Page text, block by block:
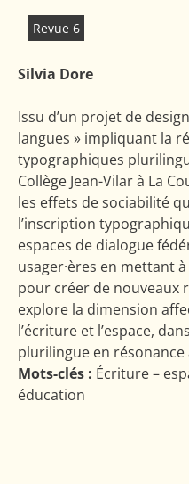
Revue 6
Silvia Dore
Issu d’un projet de
langues » impliquant la
typographiques
Collège Jean-Vilar à La
les effets de sociabilité
l’inscription
espaces de dialogue
usager·ères en mettant
pour créer de nouveaux
explore la dimension
l’écriture et l’espace,
plurilingue en résonance
Mots-clés : Écriture –
éducation